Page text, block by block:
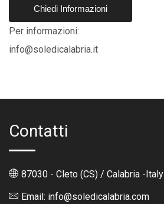
Chiedi Informazioni
Per informazioni:
info@soledicalabria.it
Contatti
87030 - Cleto (CS) / Calabria -Italy
Email: info@soledicalabria.com